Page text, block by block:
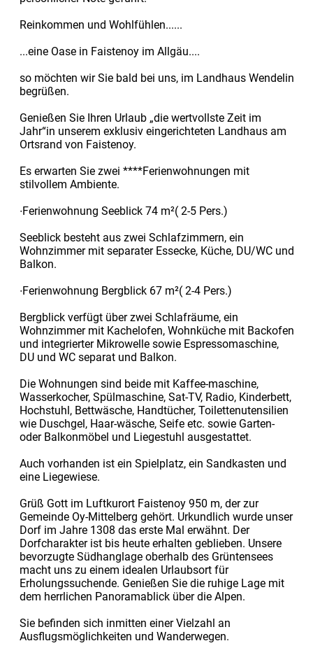
Reinkommen und Wohlfühlen......
...eine Oase in Faistenoy im Allgäu....
so möchten wir Sie bald bei uns, im Landhaus Wendelin
begrüßen.
Genießen Sie Ihren Urlaub „die wertvollste Zeit im
Jahr“in unserem exklusiv eingerichteten Landhaus am
Ortsrand von Faistenoy.
Es erwarten Sie zwei ****Ferienwohnungen mit
stilvollem Ambiente.
∙Ferienwohnung Seeblick 74 m²( 2-5 Pers.)
Seeblick besteht aus zwei Schlafzimmern, ein
Wohnzimmer mit separater Essecke, Küche, DU/WC und
Balkon.
∙Ferienwohnung Bergblick 67 m²( 2-4 Pers.)
Bergblick verfügt über zwei Schlafräume, ein
Wohnzimmer mit Kachelofen, Wohnküche mit Backofen
und integrierter Mikrowelle sowie Espressomaschine,
DU und WC separat und Balkon.
Die Wohnungen sind beide mit Kaffee-maschine,
Wasserkocher, Spülmaschine, Sat-TV, Radio, Kinderbett,
Hochstuhl, Bettwäsche, Handtücher, Toilettenutensilien
wie Duschgel, Haar-wäsche, Seife etc. sowie Garten-
oder Balkonmöbel und Liegestuhl ausgestattet.
Auch vorhanden ist ein Spielplatz, ein Sandkasten und
eine Liegewiese.
Grüß Gott im Luftkurort Faistenoy 950 m, der zur
Gemeinde Oy-Mittelberg gehört. Urkundlich wurde unser
Dorf im Jahre 1308 das erste Mal erwähnt. Der
Dorfcharakter ist bis heute erhalten geblieben. Unsere
bevorzugte Südhanglage oberhalb des Grüntensees
macht uns zu einem idealen Urlaubsort für
Erholungssuchende. Genießen Sie die ruhige Lage mit
dem herrlichen Panoramablick über die Alpen.
Sie befinden sich inmitten einer Vielzahl an
Ausflugsmöglichkeiten und Wanderwegen.